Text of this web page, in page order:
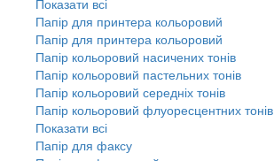
Папір для принтера кольоровий
Папір для принтера кольоровий
Папір кольоровий насичених тонів
Папір кольоровий пастельних тонів
Папір кольоровий середніх тонів
Папір кольоровий флуоресцентних тонів
Показати всі
Папір для факсу